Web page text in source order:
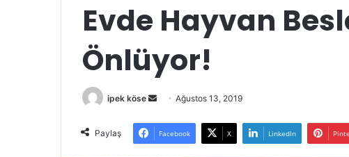
Evde Hayvan
Önlüyor!
ipek köse
Bir
posta
Ağustos 13, 2019
Paylaş Facebook X LinkedIn